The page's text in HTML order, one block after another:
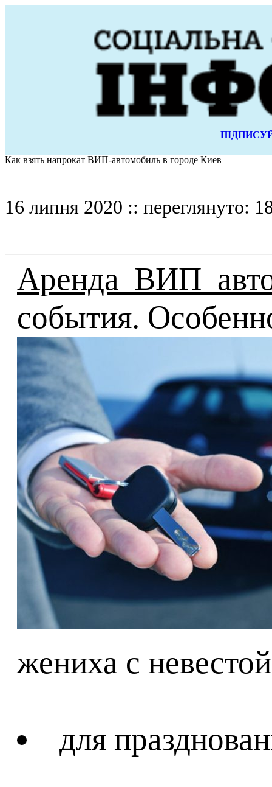
Как взять напрокат ВИП-автомобиль в городе Киев
16 липня 2020 :: переглянуто:
Аренда ВИП
события.
жениха с
для